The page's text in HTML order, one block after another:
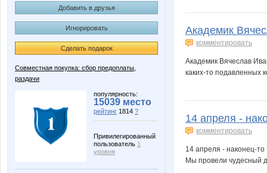
Добавить в друзья
Игнорировать
Сделать подарок
Совместная покупка: сбор предоплаты,
раздачи
популярность:
15039 место
рейтинг 1814 ?
Привилегированный
пользователь 1
уровня
Академик
комментировать
Академик Вячеслав
каких-то подавленных
14 апреля -
комментировать
14 апреля - наконец-
Мы провели чудесный